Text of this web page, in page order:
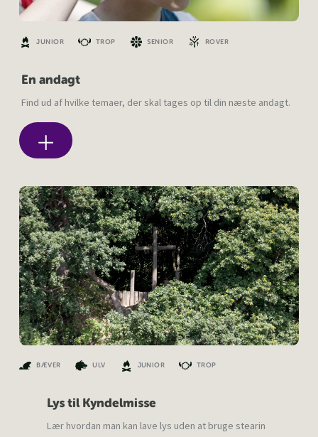
JUNIOR TROP SENIOR ROVER
En andagt
Find ud af hvilke temaer, der skal tages op til din næste andagt.
BÆVER ULV JUNIOR TROP
Lys til Kyndelmisse
Lær hvordan man kan lave lys uden at bruge stearin